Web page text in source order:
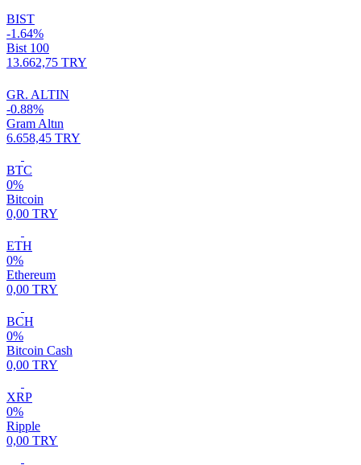
BIST
-1.64%
Bist 100
13.662,75 TRY
GR. ALTIN
-0.88%
Gram Altın
6.658,45 TRY
BTC
0%
Bitcoin
0,00 TRY
ETH
0%
Ethereum
0,00 TRY
BCH
0%
Bitcoin Cash
0,00 TRY
XRP
0%
Ripple
0,00 TRY